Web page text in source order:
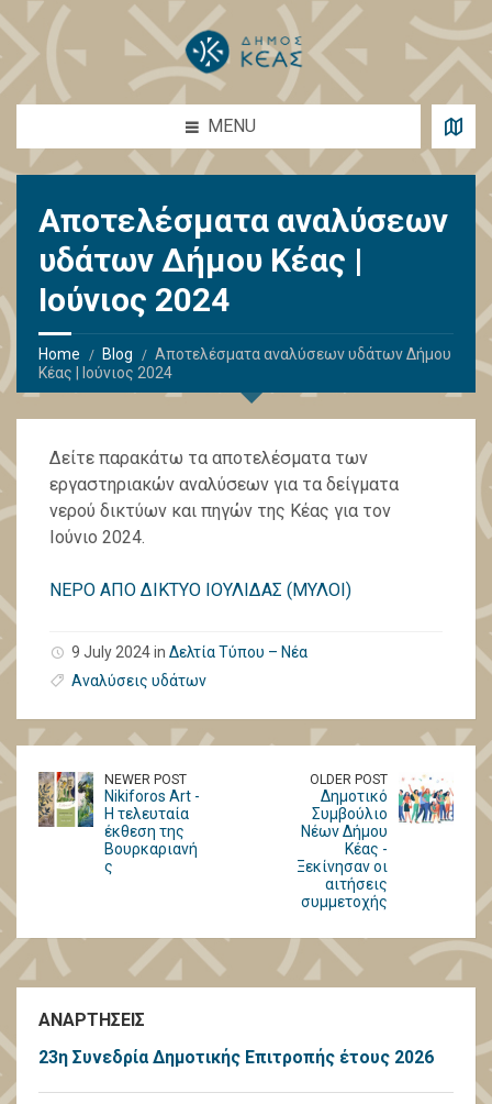
MENU
Αποτελέσματα αναλύσεων
υδάτων Δήμου Κέας |
Ιούνιος 2024
Home Blog
Αποτελέσματα αναλύσεων υδάτων Δήμου
Κέας | Ιούνιος 2024
Δείτε παρακάτω τα αποτελέσματα των
εργαστηριακών αναλύσεων για τα δείγματα
νερού δικτύων και πηγών της Κέας για τον
Ιούνιο 2024.
ΝΕΡΟ ΑΠΟ ΔΙΚΤΥΟ ΙΟΥΛΙΔΑΣ (ΜΥΛΟΙ)
9 July 2024 in Δελτία Τύπου – Νέα
Αναλύσεις υδάτων
NEWER POST
Nikiforos Art -
H τελευταία
έκθεση της
Βουρκαριανή
ς
OLDER POST
Δημοτικό
Συμβούλιο
Νέων Δήμου
Κέας -
Ξεκίνησαν οι
αιτήσεις
συμμετοχής
ΑΝΑΡΤΗΣΕΙΣ
23η Συνεδρία Δημοτικής Επιτροπής έτους 2026